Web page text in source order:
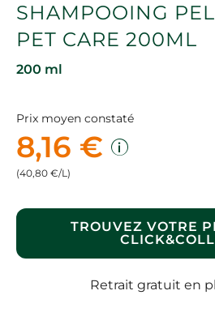
SHAMPOOING
PET CARE 200ML
200 ml
Prix moyen constaté
8,16 €
(40,80 €/L)
TROUVEZ VOTRE
Retrait gratuit en